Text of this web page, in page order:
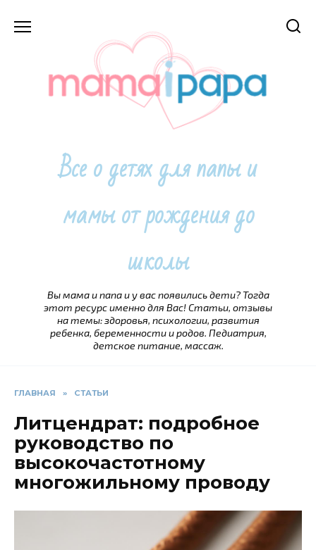
Все о детях для папы и
мамы от рождения до
школы
Вы мама и папа и у вас появились дети? Тогда
этот ресурс именно для Вас! Статьи, отзывы
на темы: здоровья, психологии, развития
ребенка, беременности и родов. Педиатрия,
детское питание, массаж.
ГЛАВНАЯ » СТАТЬИ
Литцендрат: подробное
руководство по
высокочастотному
многожильному проводу